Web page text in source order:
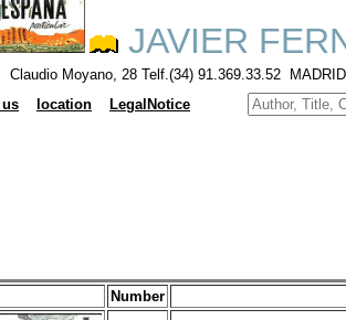
JAVIER
Claudio Moyano, 28 Telf.(34) 91.369.33.52
us location LegalNotice
Number